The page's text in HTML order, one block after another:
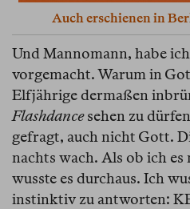
Auch erschienen in
Und Mannomann, habe
vorgemacht. Warum in
Elfjährige dermaßen
Flashdancesehen zu
gefragt, auch nicht Gott.
nachts wach. Als ob ich
wusste es durchaus. Ich
instinktiv zu antworten: